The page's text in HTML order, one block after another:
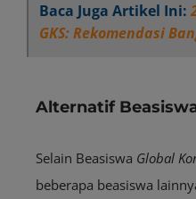
Baca Juga Artikel Ini:
GKS: Rekomendasi
Alternatif
Selain Beasiswa Global
beberapa beasiswa